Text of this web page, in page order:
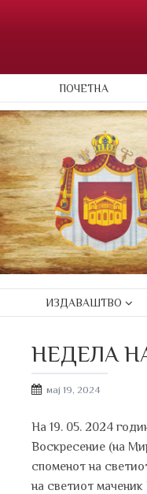
ПОЧЕТНА
ИЗДАВАШТВО
НЕДЕЛА
Posted
мај 19, 2024
На 19. 05. 2024
Воскресение (на
споменот на
на светиот